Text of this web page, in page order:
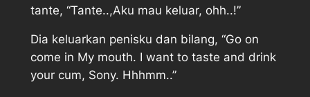
tante, “Tante..,Aku mau keluar, ohh..!”
Dia keluarkan penisku dan bilang, “Go on
come in My mouth. I want to taste and drink
your cum, Sony. Hhhmm..”